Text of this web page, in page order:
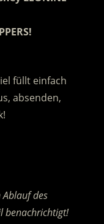
füllt einfach
absenden,
des
benachrichtigt!